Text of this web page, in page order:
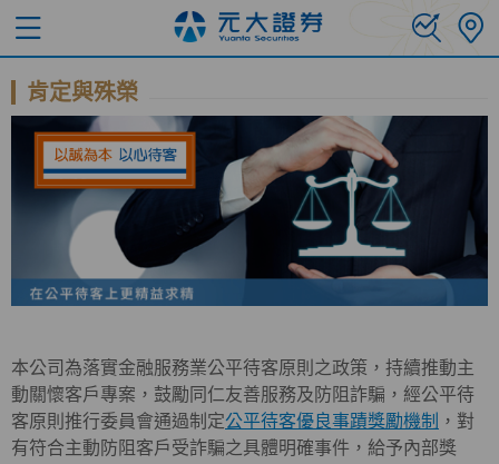
肯定與殊榮
本公司為落實金融服務業公平待客原則之政策，持續推動主
動關懷客戶專案，鼓勵同仁友善服務及防阻詐騙，經公平待
客原則推行委員會通過制定公平待客優良事蹟獎勵機制 ，對
有符合主動防阻客戶受詐騙之具體明確事件，給予內部獎